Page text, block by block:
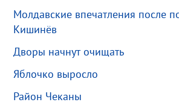
Молдавские впечатления после
Кишинёв
Дворы начнут очищать
Яблочко выросло
Район Чеканы